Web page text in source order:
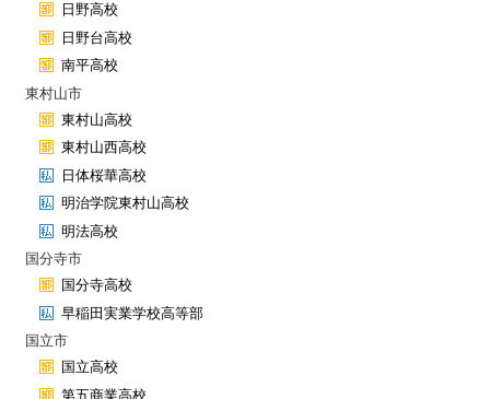
日野高校
日野台高校
南平高校
東村山市
東村山高校
東村山西高校
日体桜華高校
明治学院東村山高校
明法高校
国分寺市
国分寺高校
早稲田実業学校高等部
国立市
国立高校
第五商業高校